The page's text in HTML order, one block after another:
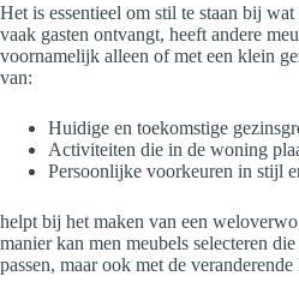
Het is essentieel om stil te staan bij
vaak gasten ontvangt, heeft andere
voornamelijk alleen of met een klein
van:
Huidige en toekomstige
Activiteiten die in de woning
Persoonlijke voorkeuren in stijl
helpt bij het maken van een
manier kan men meubels selecteren
passen, maar ook met de